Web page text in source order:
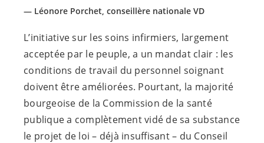
Léonore Porchet, conseillère nationale VD
L’initiative sur les soins infirmiers, largement
acceptée par le peuple, a un mandat clair : les
conditions de travail du personnel soignant
doivent être améliorées. Pourtant, la majorité
bourgeoise de la Commission de la santé
publique a complètement vidé de sa substance
le projet de loi – déjà insuffisant – du Conseil